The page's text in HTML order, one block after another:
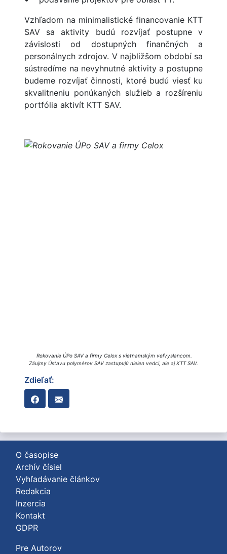
Vzhľadom na minimalistické financovanie KTT
SAV sa aktivity budú rozvíjať postupne v
závislosti od dostupných finančných a
personálnych zdrojov. V najbližšom období sa
sústredíme na nevyhnutné aktivity a postupne
budeme rozvíjať činnosti, ktoré budú viesť ku
skvalitneniu ponúkaných služieb a rozšíreniu
portfólia aktivít KTT SAV.
Rokovanie ÚPo SAV a firmy Celox s vietnamským veľvyslancom.
Záujmy Ústavu polymérov SAV zastupujú nielen vedci, ale aj KTT SAV.
Zdieľať:
O časopise
Archív čísiel
Vyhľadávanie článkov
Redakcia
Inzercia
Kontakt
GDPR
Pre Autorov